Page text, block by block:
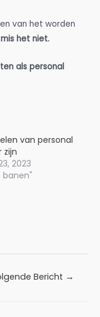
van het worden
het niet.
als personal
van personal
zijn
2023
banen"
Bericht →